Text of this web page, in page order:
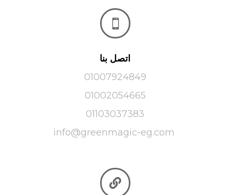

اتصل بنا
01007924849
01002054665
01103037383
info@greenmagic-eg.com
